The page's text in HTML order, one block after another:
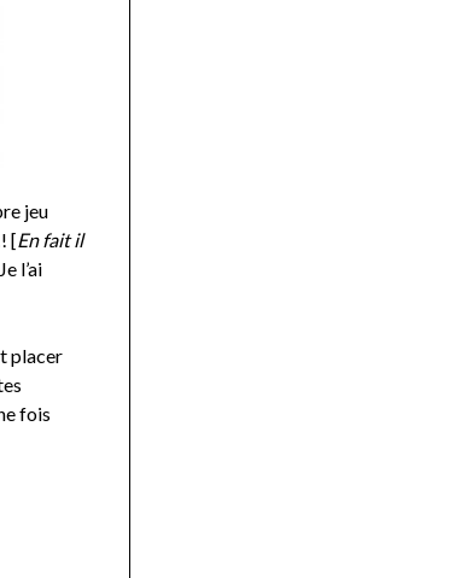
jeu
[En fait il
l’ai
placer
fois